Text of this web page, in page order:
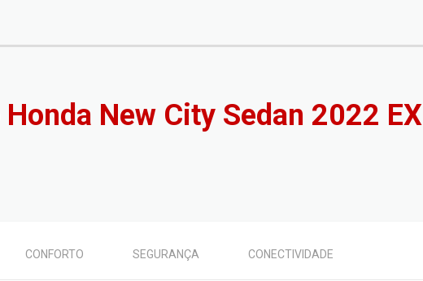
Honda New City Sedan 2022 EX
CONFORTO SEGURANÇA CONECTIVIDADE